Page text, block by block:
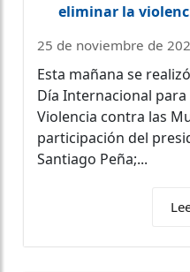
eliminar la
25 de noviembre de
Esta mañana se
Día Internacional
Violencia contra las
participación del
Santiago Peña;...